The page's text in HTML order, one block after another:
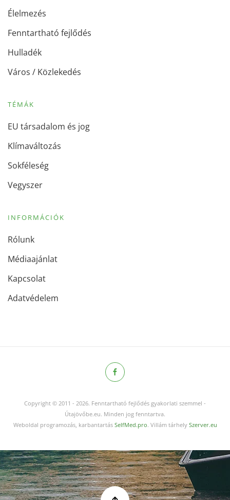
Élelmezés
Fenntartható fejlődés
Hulladék
Város / Közlekedés
TÉMÁK
EU társadalom és jog
Klímaváltozás
Sokféleség
Vegyszer
INFORMÁCIÓK
Rólunk
Médiaajánlat
Kapcsolat
Adatvédelem
Copyright © 2011 - 2026. Fenntartható fejlődés gyakorlati szemmel -
Útajövőbe.eu. Minden jog fenntartva.
Weboldal programozás, karbantartás SelfMed.pro. Villám tárhely Szerver.eu